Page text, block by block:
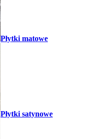
Płytki matowe
Płytki satynowe